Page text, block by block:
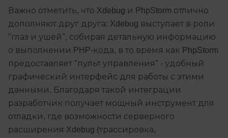
Важно отметить, что Xdebug и PhpStorm отлично
дополняют друг друга: Xdebug выступает в роли
"глаз и ушей", собирая детальную информацию
о выполнении PHP-кода, в то время как PhpStorm
предоставляет "пульт управления" - удобный
графический интерфейс для работы с этими
данными. Благодаря такой интеграции
разработчик получает мощный инструмент для
отладки, где возможности серверного
расширения Xdebug (трассировка,